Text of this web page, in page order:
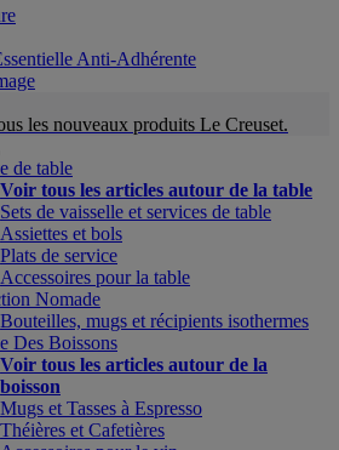
Anti-Adhérente
les nouveaux produits Le Creuset.
de table
Voir tous les articles autour de la table
Sets de vaisselle et services de table
Assiettes et bols
Plats de service
Accessoires pour la table
Nomade
Bouteilles, mugs et récipients isothermes
Des Boissons
Voir tous les articles autour de la
boisson
Mugs et Tasses à Espresso
Théières et Cafetières